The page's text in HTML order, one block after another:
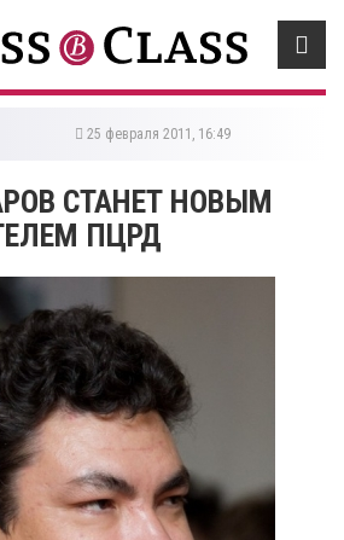
25 февраля 2011, 16:49
СТАНЕТ НОВЫМ
ПЦРД